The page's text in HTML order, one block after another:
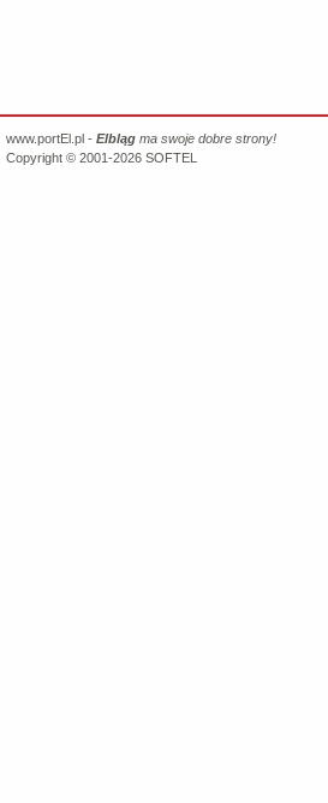
www.portEl.pl - Elbląg ma swoje dobre strony!
Copyright © 2001-2026 SOFTEL